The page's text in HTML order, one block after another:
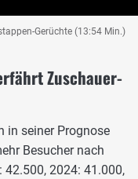
Gerüchte (13:54 Min.)
Zuschauer-
in seiner Prognose
Besucher nach
42.500, 2024: 41.000,